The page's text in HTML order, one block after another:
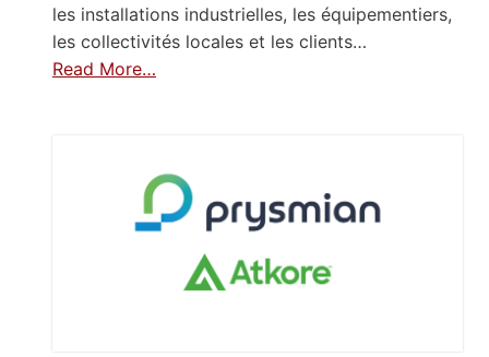
les installations industrielles, les équipementiers,
les collectivités locales et les clients…
Read More…